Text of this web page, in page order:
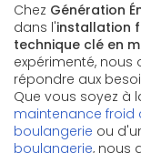
Chez Génération
dans l'installation
technique clé en
expérimenté, nous
répondre aux
Que vous soyez à
maintenance froid
boulangerie ou
boulangerie, nous